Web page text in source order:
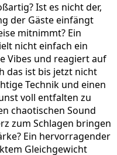
Ist es nicht der,
der Gäste einfängt
mitnimmt? Ein
nicht einfach ein
Vibes und reagiert auf
das ist bis jetzt nicht
Technik und einen
voll entfalten zu
chaotischen Sound
zum Schlagen bringen
Ein hervorragender
Gleichgewicht